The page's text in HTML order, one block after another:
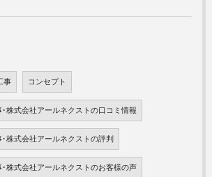
事 コンセプト
株式会社アールネクストの口コミ情報
株式会社アールネクストの評判
株式会社アールネクストのお客様の声